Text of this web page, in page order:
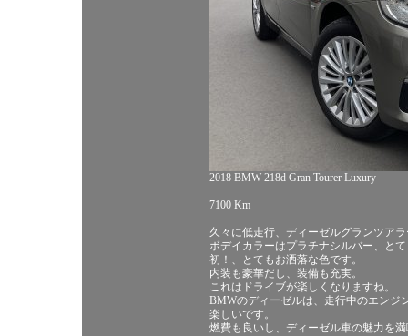
2018 BMW 218d Gran Tourer Luxury
7100 Km
久々に低走行、ディーゼルグランツア
ボデイカラーはプラチナシルバー、と
初！、とてもお洒落な色です。
内装も豪華だし、装備も充実。
これはドライブが楽しくなりますね。
BMWのディーゼルは、走行中のエンジ
楽しいです。
燃費も良いし、ディーゼル車の魅力を